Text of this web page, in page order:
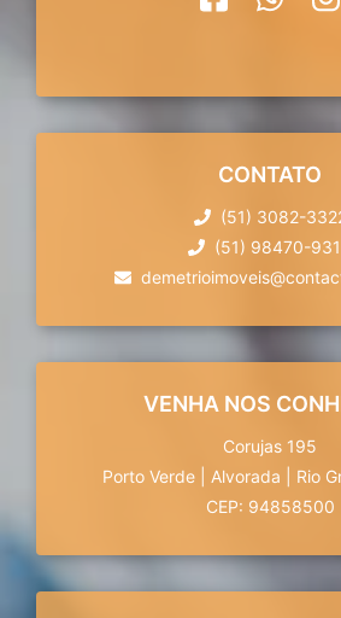
CONTATO
(51) 3082-
(51) 98470-
VENHA NOS
Corujas 195
Porto Verde
Alvorada
Rio
CEP: 94858500